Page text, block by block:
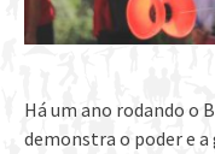
Há um ano rodando o
demonstra o poder e a